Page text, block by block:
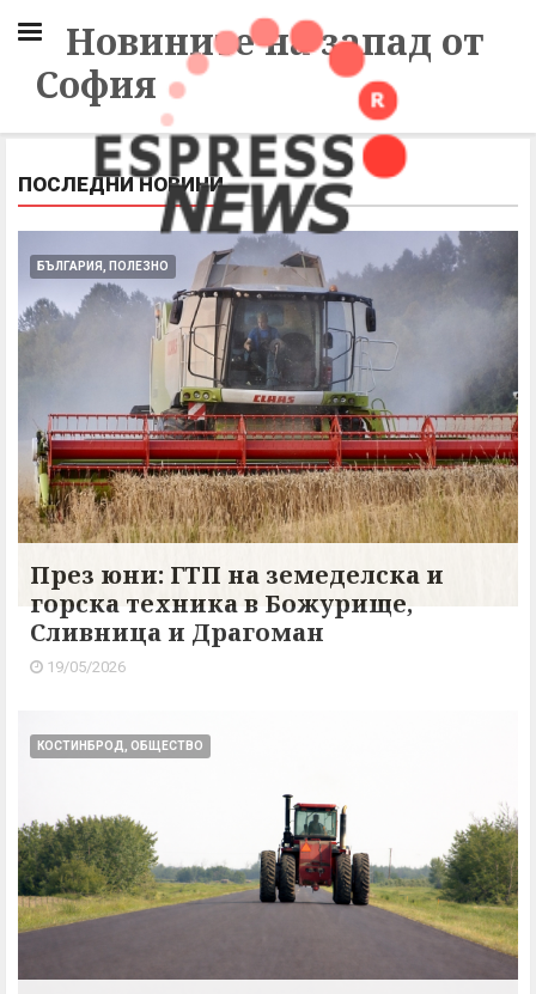
Новините на запад от
София
ПОСЛЕДНИ НОВИНИ
БЪЛГАРИЯ, ПОЛЕЗНО
През юни: ГТП на земеделска и
горска техника в Божурище,
Сливница и Драгоман
19/05/2026
КОСТИНБРОД, ОБЩЕСТВО